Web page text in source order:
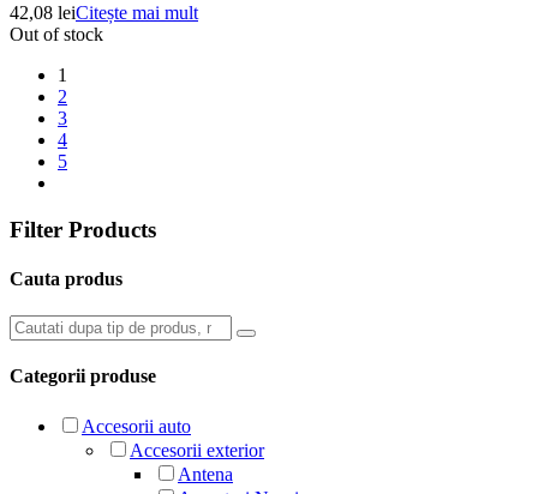
42,08 leiCitește mai mult
Out of stock
1
2
3
4
5
Filter Products
Cauta produs
Categorii produse
Accesorii auto
Accesorii exterior
Antena